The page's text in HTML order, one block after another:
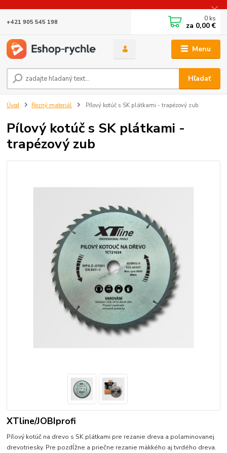
Menu
Hľadať
+421 905 545 198 0 ks
za 0,00 €
Úvod Rezný materiál Pílový kotúč s SK plátkami - trapézový zub
Pílový kotúč s SK plátkami -
trapézový zub
XTline/JOBIprofi
Pílový kotúč na drevo s SK plátkami pre rezanie dreva a polaminovanej
drevotriesky. Pre pozdĺžne a priečne rezanie mäkkého aj tvrdého dreva.